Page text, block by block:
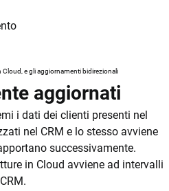
e gli aggiornamenti bidirezionali
aggiornati
i dati dei clienti presenti nel
nel CRM e lo stesso avviene
successivamente.
in Cloud avviene ad intervalli